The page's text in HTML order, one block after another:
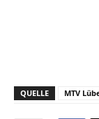
QUELLE MTV